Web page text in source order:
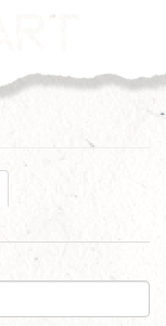
actif)